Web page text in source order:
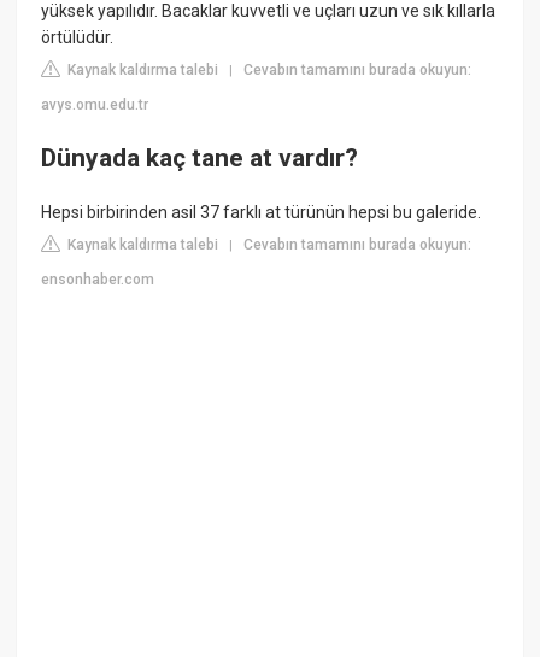
yüksek yapılıdır. Bacaklar kuvvetli ve uçları uzun ve sık kıllarla
örtülüdür.
Kaynak kaldırma talebi |Cevabın tamamını burada okuyun:
avys.omu.edu.tr
Dünyada kaç tane at vardır?
Hepsi birbirinden asil 37 farklı at türünün hepsi bu galeride.
Kaynak kaldırma talebi |Cevabın tamamını burada okuyun:
ensonhaber.com